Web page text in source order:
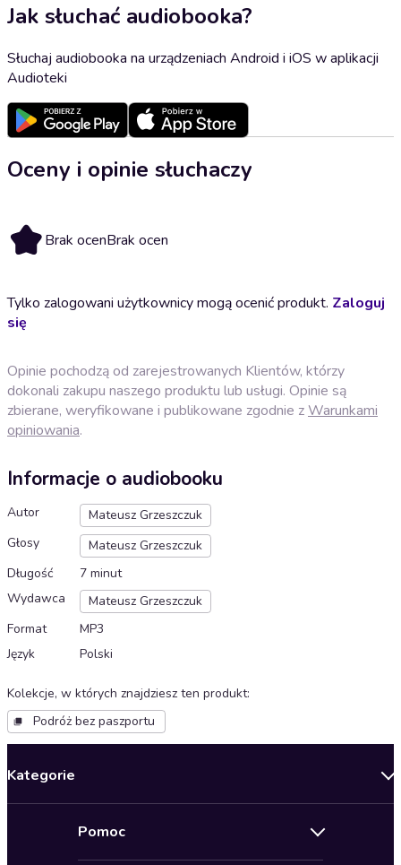
Jak słuchać audiobooka?
Słuchaj audiobooka na urządzeniach Android i iOS w aplikacji
Audioteki
Oceny i opinie słuchaczy
Brak ocenBrak ocen
Tylko zalogowani użytkownicy mogą ocenić produkt. Zaloguj
się
Opinie pochodzą od zarejestrowanych Klientów, którzy
dokonali zakupu naszego produktu lub usługi. Opinie są
zbierane, weryfikowane i publikowane zgodnie zWarunkami
opiniowania.
Informacje o audiobooku
Autor
Mateusz Grzeszczuk
Głosy
Mateusz Grzeszczuk
Długość
7 minut
Wydawca
Mateusz Grzeszczuk
Format
MP3
Język
Polski
Kolekcje, w których znajdziesz ten produkt:
Podróż bez paszportu
Kategorie
Pomoc